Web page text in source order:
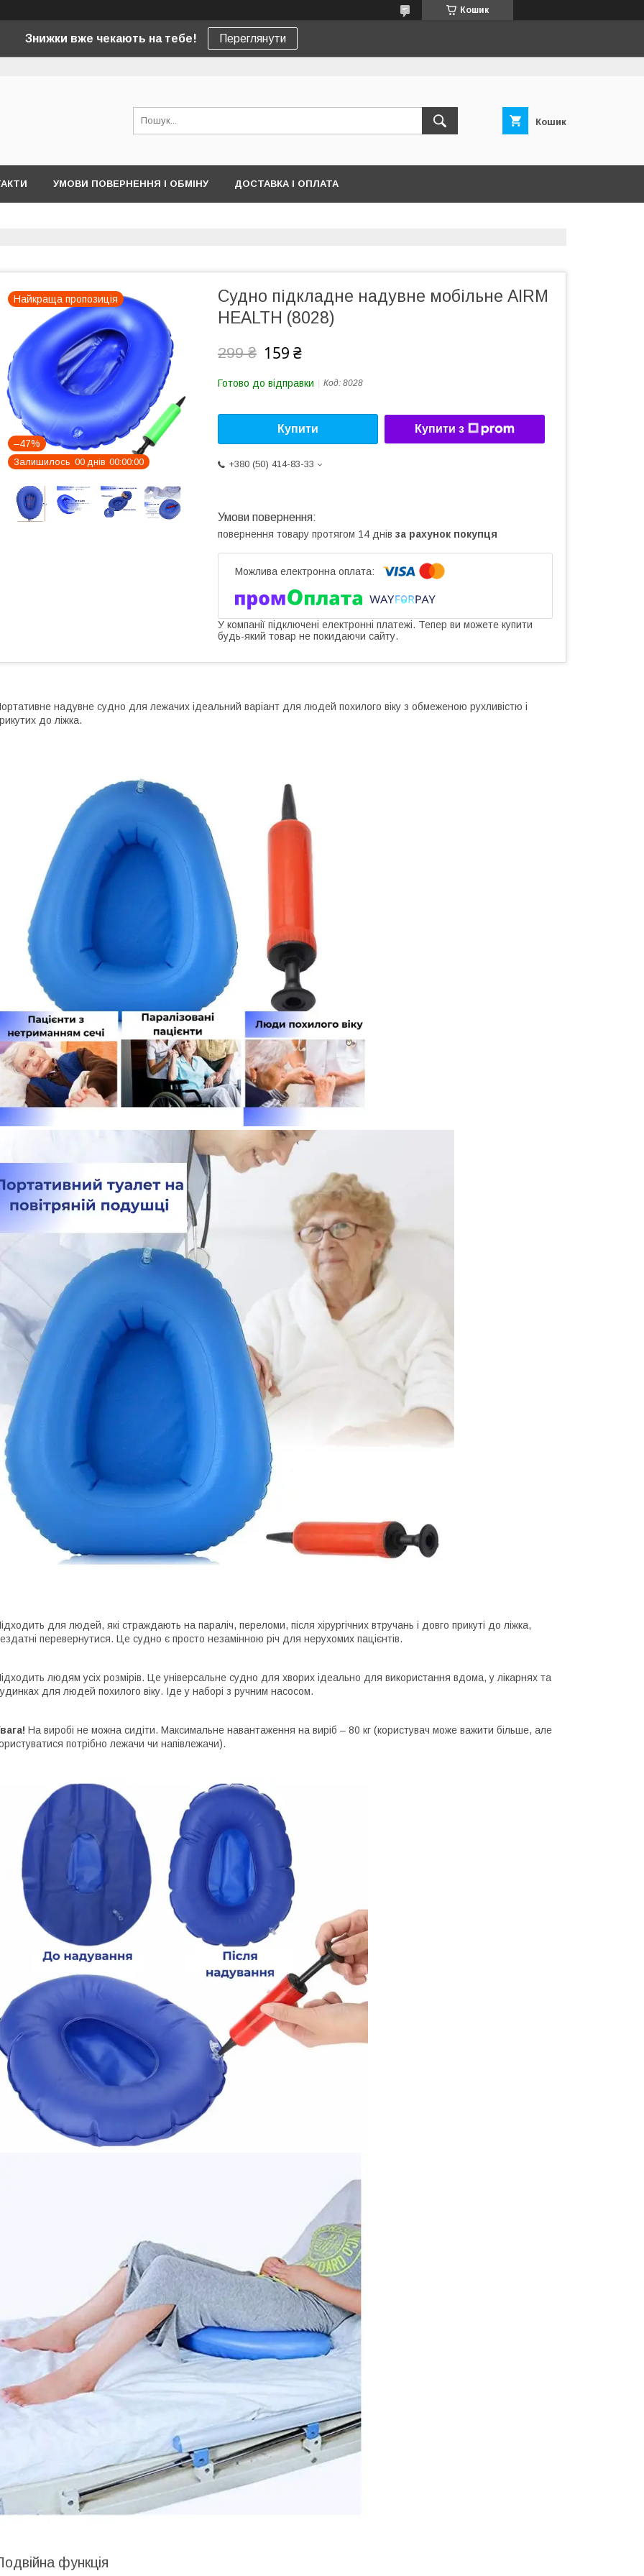
Кошик
Знижки вже чекають на тебе! Переглянути
Кошик
УМОВИ ПОВЕРНЕННЯ І ОБМІНУ ДОСТАВКА І ОПЛАТА
Найкраща пропозиція
–47%
Залишилось 00 днів 00 00 00
Судно підкладне надувне мобільне AIRM
HEALTH (8028)
299 ₴ 159 ₴
Готово до відправки Код: 8028
Купити Купити з
+380 (50) 414-83-33
повернення товару протягом 14 днів за рахунок покупця
У компанії підключені електронні платежі. Тепер ви можете купити
будь-який товар не покидаючи сайту.
надувне судно для лежачих ідеальний варіант для людей похилого віку з обмеженою рухливістю і
до ліжка.
для людей, які страждають на параліч, переломи, після хірургічних втручань і довго прикуті до ліжка,
перевернутися. Це судно є просто незамінною річ для нерухомих пацієнтів.
людям усіх розмірів. Це універсальне судно для хворих ідеально для використання вдома, у лікарнях та
для людей похилого віку. Іде у наборі з ручним насосом.
На виробі не можна сидіти. Максимальне навантаження на виріб – 80 кг (користувач може важити більше, але
потрібно лежачи чи напівлежачи).
функція